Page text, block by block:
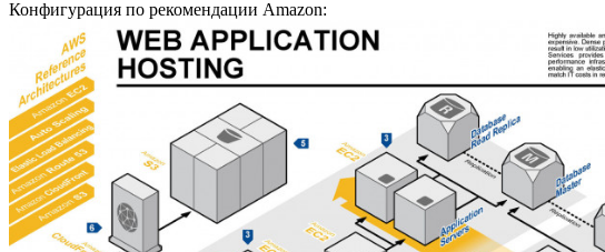
Конфигурация по рекомендации Amazon: